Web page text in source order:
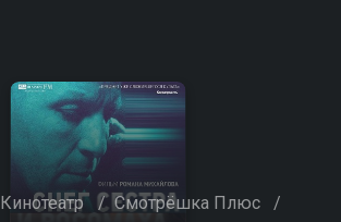
Кинотеатр / Смотрёшка Плюс /